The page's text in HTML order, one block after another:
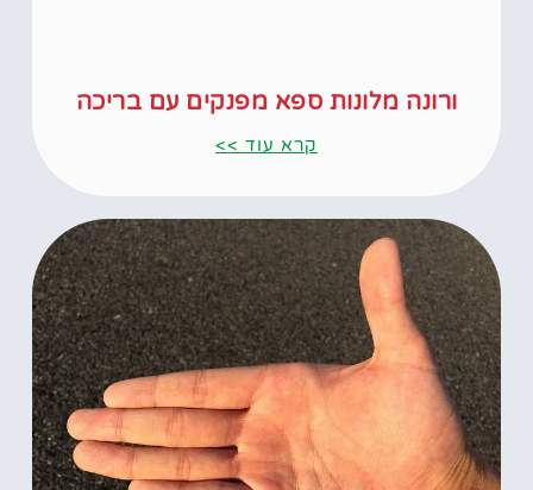
ורונה מלונות ספא מפנקים עם בריכה
קרא עוד >>